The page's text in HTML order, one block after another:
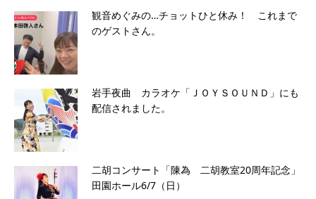
観音めぐみの…チョットひと休み！ これまで
のゲストさん。
岩手夜曲 カラオケ「ＪＯＹＳＯＵＮＤ」にも
配信されました。
二胡コンサート「陳為 二胡教室20周年記念」
田園ホール6/7（日）